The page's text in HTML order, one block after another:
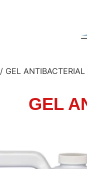
/ GEL ANTIBACTERIAL
GEL